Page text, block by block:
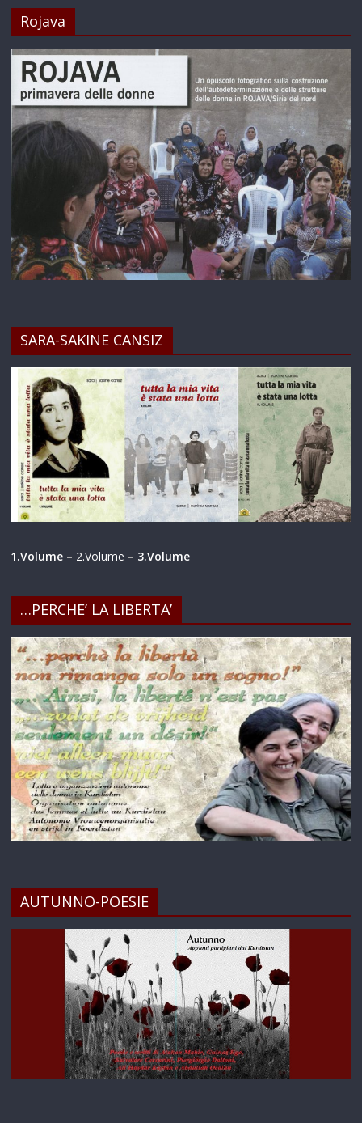
Rojava
SARA-SAKINE CANSIZ
1.Volume – 2.Volume – 3.Volume
…PERCHE’ LA LIBERTA’
AUTUNNO-POESIE